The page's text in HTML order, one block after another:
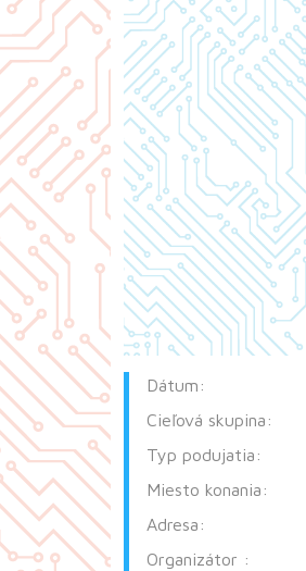
Dátum:
Cieľová skupina:
Typ podujatia:
Miesto konania:
Adresa:
Organizátor :